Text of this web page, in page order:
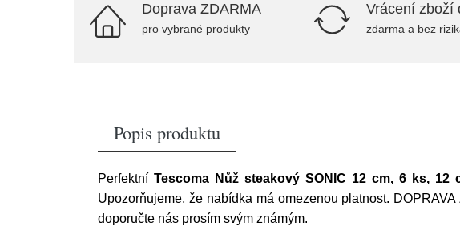
Doprava ZDARMA
pro vybrané produkty
Vrácení zboží
zdarma a bez
Popis produktu
Perfektní Tescoma Nůž steakový SONIC 12 cm, 6 ks, 12
Upozorňujeme, že nabídka má omezenou platnost.
doporučte nás prosím svým známým.